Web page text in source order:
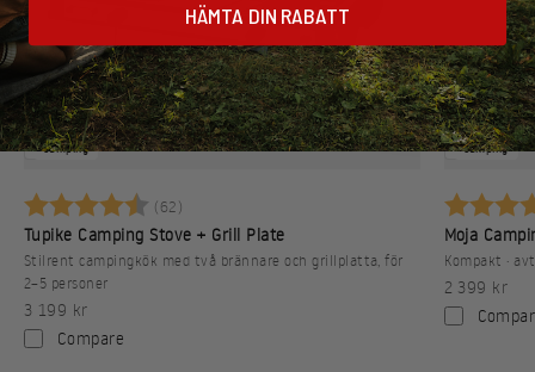
Camping
Betyg: (62)
Tupike Camping Stove + Grill Plate
Stilrent campingkök med två brännare och grillplatta, för
2–5 personer
REA-pris
3 199 kr
Compare
Camping
Betyg:
Moja
Kompakt ·
REA-pris
2 399 kr
HÄMTA DIN RABATT